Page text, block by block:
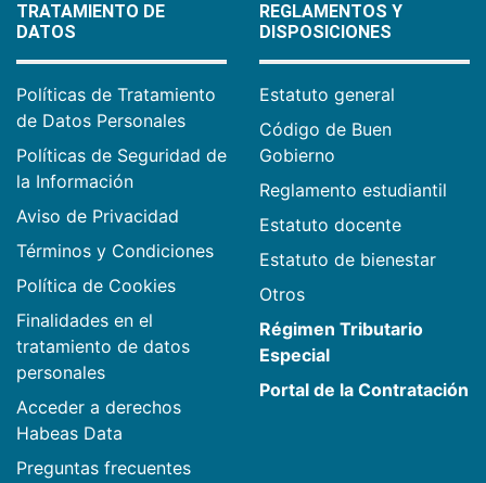
TRATAMIENTO DE
DATOS
Políticas de Tratamiento
de Datos Personales
Políticas de Seguridad de
la Información
Aviso de Privacidad
Términos y Condiciones
Política de Cookies
Finalidades en el
tratamiento de datos
personales
Acceder a derechos
Habeas Data
Preguntas frecuentes
REGLAMENTOS Y
DISPOSICIONES
Estatuto general
Código de Buen
Gobierno
Reglamento estudiantil
Estatuto docente
Estatuto de bienestar
Otros
Régimen Tributario
Especial
Portal de la Contratación